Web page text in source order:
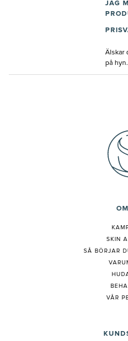
JAG
Älskar
på hyn.
SKIN
SÅ BÖRJAR
VÅR